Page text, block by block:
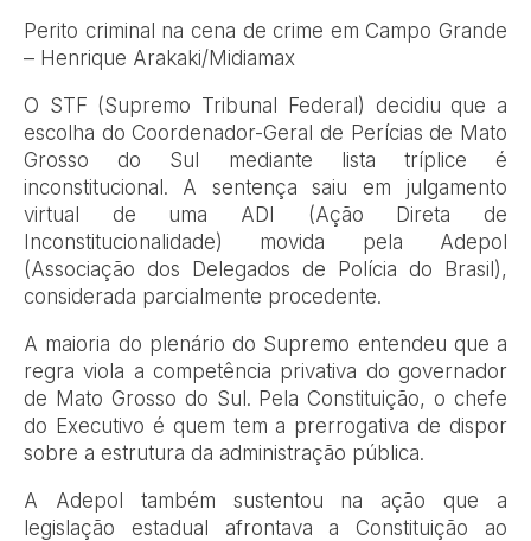
Perito criminal na cena de crime em Campo Grande
– Henrique Arakaki/Midiamax
O STF (Supremo Tribunal Federal) decidiu que a
escolha do Coordenador-Geral de Perícias de Mato
Grosso do Sul mediante lista tríplice é
inconstitucional. A sentença saiu em julgamento
virtual de uma ADI (Ação Direta de
Inconstitucionalidade) movida pela Adepol
(Associação dos Delegados de Polícia do Brasil),
considerada parcialmente procedente.
A maioria do plenário do Supremo entendeu que a
regra viola a competência privativa do governador
de Mato Grosso do Sul. Pela Constituição, o chefe
do Executivo é quem tem a prerrogativa de dispor
sobre a estrutura da administração pública.
A Adepol também sustentou na ação que a
legislação estadual afrontava a Constituição ao